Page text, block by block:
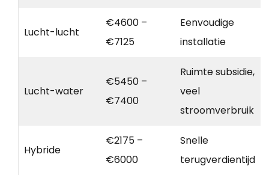
Lucht-lucht
€4600 –
€7125
Eenvoudige
installatie
Lucht-water
€5450 –
€7400
Ruimte subsidie,
veel
stroomverbruik
Hybride
€2175 –
€6000
Snelle
terugverdientijd